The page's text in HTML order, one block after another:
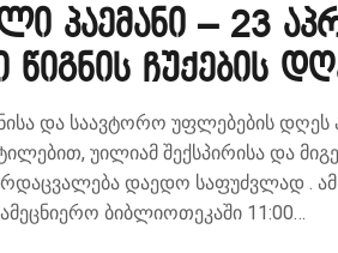
პაემანი – 23
ჩუქების
და საავტორო უფლებების დღეს
უილიამ შექსპირისა და
დაედო საფუძვლად .
ბიბლიოთეკაში 11:00…